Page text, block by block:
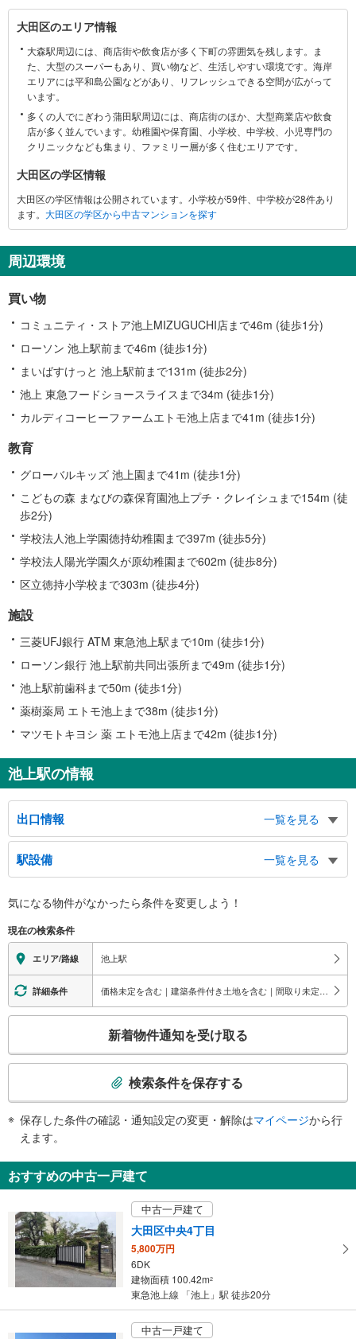
大
田
区
に
情
大田区のエリア情報
大森駅周辺には、商店街や飲食店が多く下町の雰囲気を残します。ま
た、大型のスーパーもあり、買い物など、生活しやすい環境です。海岸
エリアには平和島公園などがあり、リフレッシュできる空間が広がって
います。
多くの人でにぎわう蒲田駅周辺には、商店街のほか、大型商業店や飲食
店が多く並んでいます。幼稚園や保育園、小学校、中学校、小児専門の
クリニックなども集まり、ファミリー層が多く住むエリアです。
大田区の学区情報
大田区の学区情報は公開されています。小学校が59件、中学校が28件あり
ます。 大田区の学区から中古マンションを探す
周辺環境
買い物
コミュニティ・ストア池上MIZUGUCHI店まで46m (徒歩1分)
ローソン 池上駅前まで46m (徒歩1分)
まいばすけっと 池上駅前まで131m (徒歩2分)
池上 東急フードショースライスまで34m (徒歩1分)
カルディコーヒーファームエトモ池上店まで41m (徒歩1分)
教育
グローバルキッズ 池上園まで41m (徒歩1分)
こどもの森 まなびの森保育園池上プチ・クレイシュまで154m (徒
歩2分)
学校法人池上学園徳持幼稚園まで397m (徒歩5分)
学校法人陽光学園久が原幼稚園まで602m (徒歩8分)
区立徳持小学校まで303m (徒歩4分)
施設
三菱UFJ銀行 ATM 東急池上駅まで10m (徒歩1分)
ローソン銀行 池上駅前共同出張所まで49m (徒歩1分)
池上駅前歯科まで50m (徒歩1分)
薬樹薬局 エトモ池上まで38m (徒歩1分)
マツモトキヨシ 薬 エトモ池上店まで42m (徒歩1分)
池上駅の情報
出口情報
一覧を見る
北口
バスのりば、タクシーのりば、池上本門寺
駅設備
一覧を見る
※段差なしでの移動経路
地上⇔改札⇔ホーム：○
スロープ
・１番線ホーム⇔改札
・２番線ホーム⇔改札
その他
・点字シール
気になる物件がなかったら条件を変更しよう！
現在の検索条件
エリア/路線 池上駅
詳細条件 価格未定を含む｜建築条件付き土地を含む｜間取り未定を含む｜小学校まで1km以内
検
知
を
け
取
る
・
条
新着物件通知を受け取る
検索条件を保存する
保存した条件の確認・通知設定の変更・解除はマイページから行
えます。
おすすめの中古一戸建て
中古一戸建て
大田区中央4丁目
5,800万円
6DK
建物面積 100.42m2
東急池上線 「池上」駅 徒歩20分
中古一戸建て